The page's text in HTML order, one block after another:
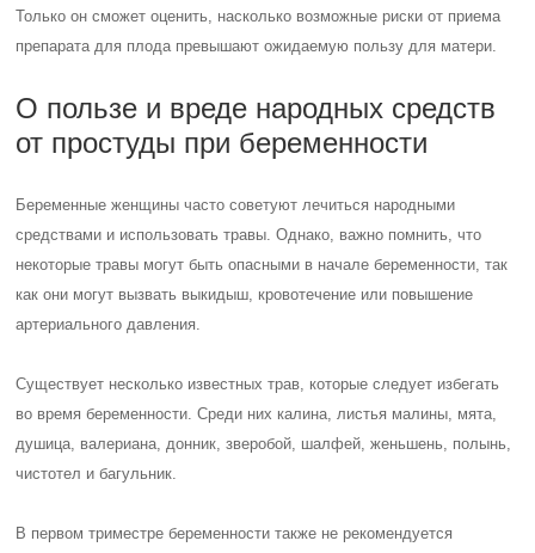
Только он сможет оценить, насколько возможные риски от приема
препарата для плода превышают ожидаемую пользу для матери.
О пользе и вреде народных средств
от простуды при беременности
Беременные женщины часто советуют лечиться народными
средствами и использовать травы. Однако, важно помнить, что
некоторые травы могут быть опасными в начале беременности, так
как они могут вызвать выкидыш, кровотечение или повышение
артериального давления.
Существует несколько известных трав, которые следует избегать
во время беременности. Среди них калина, листья малины, мята,
душица, валериана, донник, зверобой, шалфей, женьшень, полынь,
чистотел и багульник.
В первом триместре беременности также не рекомендуется